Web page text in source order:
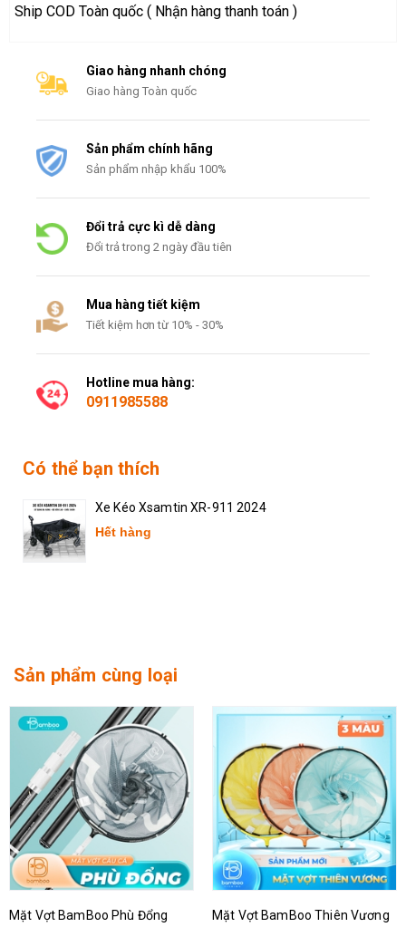
Ship COD Toàn quốc ( Nhận hàng thanh toán )
Giao hàng nhanh chóng
Giao hàng Toàn quốc
Sản phẩm chính hãng
Sản phẩm nhập khẩu 100%
Đổi trả cực kì dễ dàng
Đổi trả trong 2 ngày đầu tiên
Mua hàng tiết kiệm
Tiết kiệm hơn từ 10% - 30%
Hotline mua hàng:
0911985588
Có thể bạn thích
Xe Kéo Xsamtin XR-911 2024
Hết hàng
Sản phẩm cùng loại
Mặt Vợt BamBoo Phù Đổng Mặt Vợt BamBoo Thiên Vương